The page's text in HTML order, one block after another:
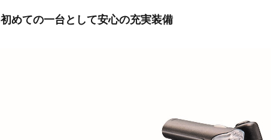
あります。
イヤ」にアップグレードし、近年のトレンドにマッチし